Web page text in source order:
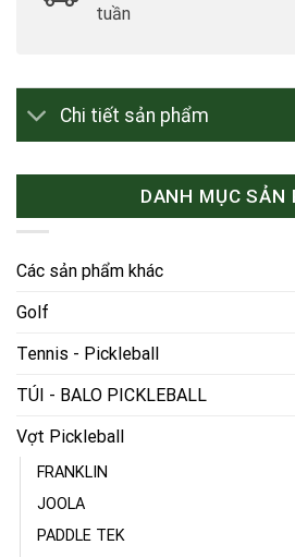
tuần
Chi tiết sản phẩm
DANH MỤC SẢN
Các sản phẩm khác
Golf
Tennis - Pickleball
TÚI - BALO PICKLEBALL
Vợt Pickleball
FRANKLIN
JOOLA
PADDLE TEK